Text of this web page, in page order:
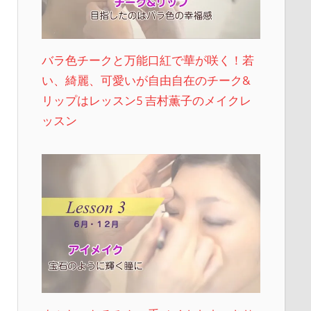
バラ色チークと万能口紅で華が咲く！若
い、綺麗、可愛いが自由自在のチーク&
リップはレッスン5 吉村薫子のメイクレ
ッスン